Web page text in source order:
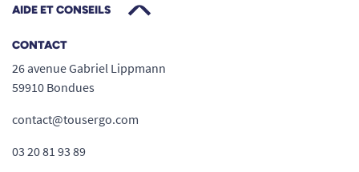
AIDE ET CONSEILS
CONTACT
26 avenue Gabriel Lippmann
59910 Bondues
contact@tousergo.com
03 20 81 93 89